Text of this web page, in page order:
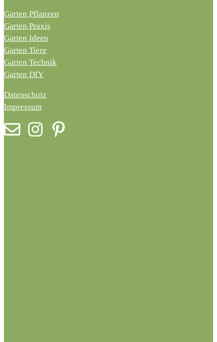
Garten Pflanzen
Garten Praxis
Garten Ideen
Garten Tiere
Garten Technik
Garten DIY
Datenschutz
Impressum